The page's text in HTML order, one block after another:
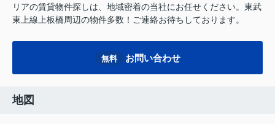
リアの賃貸物件探しは、地域密着の当社にお任せください。東武
東上線上板橋周辺の物件多数！ご連絡お待ちしております。
無料 お問い合わせ
地図